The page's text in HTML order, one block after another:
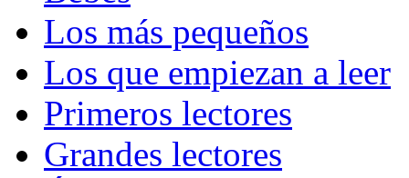
Los más pequeños
Los que empiezan a leer
Primeros lectores
Grandes lectores